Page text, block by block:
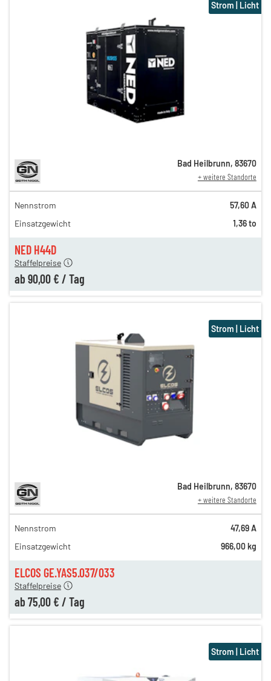
NED H44D
110,00 €
100,00 €
Staffelpreise
ab 90,00 € / Tag
Strom | Licht
Bad Heilbrunn, 83670
+ weitere Standorte
Nennstrom
57,60 A
Einsatzgewicht
1,36 to
ELCOS GE.YAS5.037/033
95,00 €
85,00 €
Staffelpreise
ab 75,00 € / Tag
Strom | Licht
Bad Heilbrunn, 83670
+ weitere Standorte
Nennstrom
47,69 A
Einsatzgewicht
966,00 kg
Strom | Licht